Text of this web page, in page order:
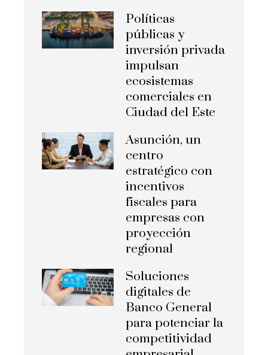
Políticas
públicas y
inversión privada
impulsan
ecosistemas
comerciales en
Ciudad del Este
Asunción, un
centro
estratégico con
incentivos
fiscales para
empresas con
proyección
regional
Soluciones
digitales de
Banco General
para potenciar la
competitividad